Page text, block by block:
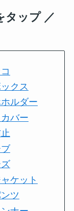
タップ ／
クス
ルダー
バー
ケット
ツ